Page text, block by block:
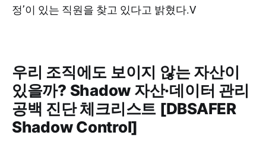
정’이 있는 직원을 찾고 있다고 밝혔다.V
우리 조직에도 보이지 않는 자산이
있을까? Shadow 자산·데이터 관리
공백 진단 체크리스트 [DBSAFER
Shadow Control]